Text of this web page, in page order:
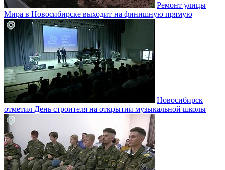
Ремонт улицы
Мира в Новосибирске выходит на финишную прямую
Новосибирск
отметил День строителя на открытии музыкальной школы